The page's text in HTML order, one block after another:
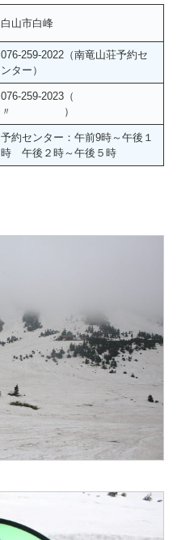
白山市白峰
076-259-2022（南竜山荘予約セ
ンター）
076-259-2023（
〃 ）
予約センター：午前9時～午後１
時 午後２時～午後５時